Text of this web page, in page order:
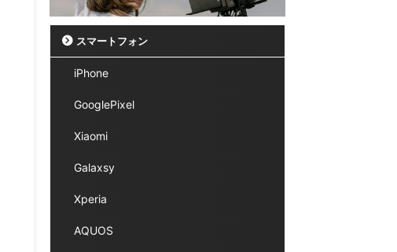
スマートフォン
iPhone
GooglePixel
Xiaomi
Galaxsy
Xperia
AQUOS